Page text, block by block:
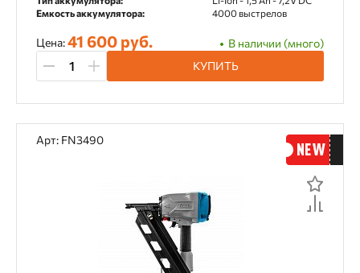
Емкость аккумулятора:
4000 выстрелов
Цена:41 600 руб.
В наличии (много)
КУПИТЬ
Арт: FN3490